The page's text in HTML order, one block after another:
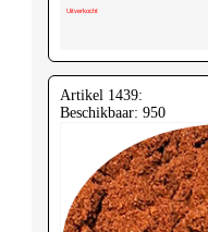
Uitverkocht
Artikel 1439:
Beschikbaar: 950